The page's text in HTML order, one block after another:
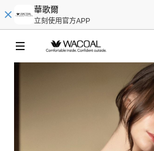
華歌爾
立刻使用官方APP